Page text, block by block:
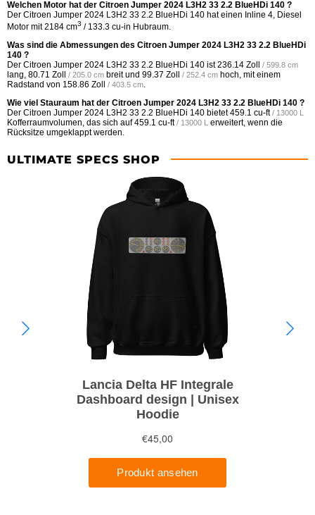
Welchen Motor hat der Citroen Jumper 2024 L3H2 33 2.2 BlueHDi 140 ?
Der Citroen Jumper 2024 L3H2 33 2.2 BlueHDi 140 hat einen Inline 4, Diesel
Motor mit 2184 cm3 / 133.3 cu-in Hubraum.
Was sind die Abmessungen des Citroen Jumper 2024 L3H2 33 2.2 BlueHDi
140 ?
Der Citroen Jumper 2024 L3H2 33 2.2 BlueHDi 140 ist236.14 Zoll / 599.8 cm
lang, 80.71 Zoll / 205.0 cm breit und 99.37 Zoll / 252.4 cm hoch, mit einem
Radstand von 158.86 Zoll / 403.5 cm
Wie viel Stauraum hat der Citroen Jumper 2024 L3H2 33 2.2 BlueHDi 140 ?
Der Citroen Jumper 2024 L3H2 33 2.2 BlueHDi 140 bietet459.1 cu-ft / 13000 L
Kofferraumvolumen, das sich auf459.1 cu-ft / 13000 L erweitert, wenn die
Rücksitze umgeklappt werden.
ULTIMATE SPECS SHOP